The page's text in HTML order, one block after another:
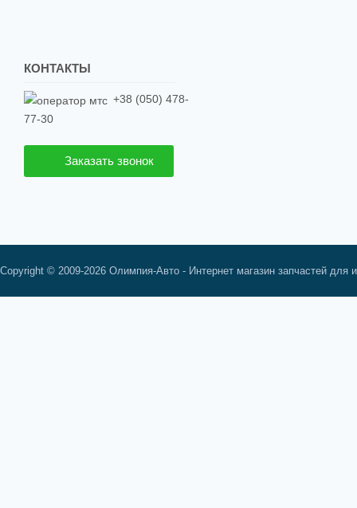
КОНТАКТЫ
+38 (050) 478-
77-30
Заказать звонок
Copyright © 2009-2026 Олимпия-Авто - Интернет магазин запчастей для